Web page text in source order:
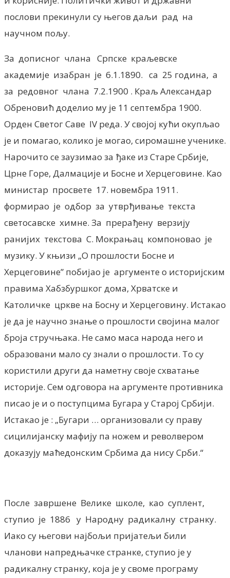
послови прекинули су његов даљи рад на
научном пољу.
За дописног члана Српске краљевске
академије изабран је 6.1.1890. са 25 година, а
за редовног члана 7.2.1900 . Краљ Александар
Обреновић доделио му је 11 септембра 1900.
Орден Светог Саве IV реда. У својој кући окупљао
је и помагао, колико је могао, сиромашне ученике.
Нарочито се заузимао за ђаке из Старе Србије,
Црне Горе, Далмације и Босне и Херцеговине. Као
министар просвете 17. новембра 1911.
формирао је одбор за утврђивање текста
светосавске химне. За прерађену верзију
ранијих текстова С. Мокрањац компоновао је
музику. У књизи „О прошлости Босне и
Херцеговине” побијао је аргументе о историјским
правима Хабзбуршког дома, Хрватске и
Католичке цркве на Босну и Херцеговину. Истакао
је да је научно знање о прошлости својина малог
броја стручњака. Не само маса народа него и
образовани мало су знали о прошлости. То су
користили други да наметну своје схватање
историје. Сем одговора на аргументе противника
писао је и о поступцима Бугара у Старој Србији.
Истакао је : „Бугари … организовали су праву
сицилијанску мафију па ножем и револвером
доказују маћедонским Србима да нису Срби.“
После завршене Велике школе, као суплент,
ступио је 1886 у Народну радикалну странку.
Иако су његови најбољи пријатељи били
чланови напредњачке странке, ступио је у
радикалну странку, која је у своме програму